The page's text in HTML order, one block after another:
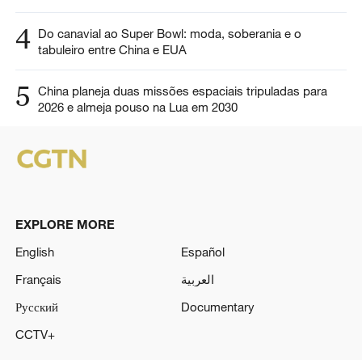
4 Do canavial ao Super Bowl: moda, soberania e o
tabuleiro entre China e EUA
5
China planeja duas missões espaciais tripuladas para
2026 e almeja pouso na Lua em 2030
EXPLORE MORE
English
Español
Français
العربية
Русский
Documentary
CCTV+